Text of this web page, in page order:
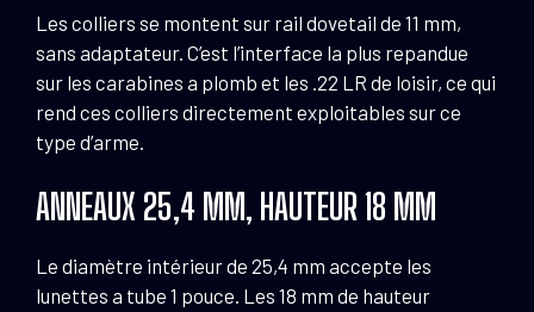
Les colliers se montent sur rail dovetail de 11 mm,
sans adaptateur. C’est l’interface la plus repandue
sur les carabines a plomb et les .22 LR de loisir, ce qui
rend ces colliers directement exploitables sur ce
type d’arme.
ANNEAUX 25,4 MM, HAUTEUR 18 MM
Le diamètre intérieur de 25,4 mm accepte les
lunettes a tube 1 pouce. Les 18 mm de hauteur